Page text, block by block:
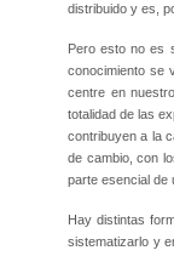
distribuido y es,
Pero esto no es
conocimiento se
centre en
totalidad de las
contribuyen a la
de cambio, con
parte esencial de
Hay distintas
sistematizarlo y